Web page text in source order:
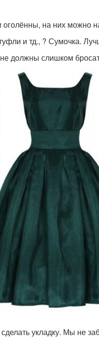
на них можно
и тд., ? Сумочка.
должны слишком
укладку. Мы не